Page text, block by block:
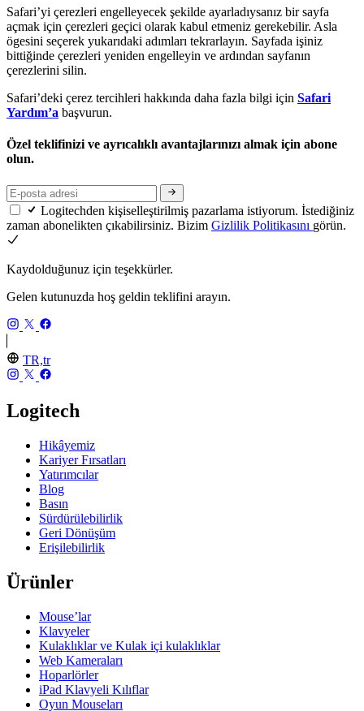
Safari’yi çerezleri engelleyecek şekilde ayarladıysanız bir sayfa
açmak için çerezleri geçici olarak kabul etmeniz gerekebilir. Asla
ögesini seçerek yukarıdaki adımları tekrarlayın. Sayfada işiniz
bittiğinde çerezleri yeniden engelleyin ve ardından sayfanın
çerezlerini silin.
Safari’deki çerez tercihleri hakkında daha fazla bilgi için Safari
Yardım’a başvurun.
Özel teklifinizi ve ayrıcalıklı avantajlarınızı almak için abone
olun.
Logitechden kişiselleştirilmiş pazarlama istiyorum. İstediğiniz
zaman abonelikten çıkabilirsiniz. Bizim Gizlilik Politikasını görün.
Kaydolduğunuz için teşekkürler.
Gelen kutunuzda hoş geldin teklifini arayın.
TR,tr
Logitech
Hikâyemiz
Kariyer Fırsatları
Yatırımcılar
Blog
Basın
Sürdürülebilirlik
Geri Dönüşüm
Erişilebilirlik
Ürünler
Mouse’lar
Klavyeler
Kulaklıklar ve Kulak içi kulaklıklar
Web Kameraları
Hoparlörler
iPad Klavyeli Kılıflar
Oyun Mouseları